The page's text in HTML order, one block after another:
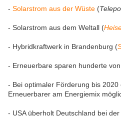
- Solarstrom aus der Wüste (
- Solarstrom aus dem Weltall (
- Hybridkraftwerk in Brandenburg (
- Erneuerbare sparen hunderte
- Bei optimaler Förderung bis 2020
Erneuerbarer am Energiemix
- USA überholt Deutschland bei